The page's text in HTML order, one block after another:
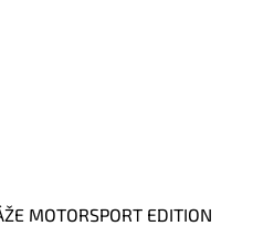
MOTORSPORT EDITION